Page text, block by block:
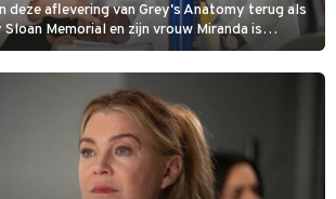
deze aflevering van Grey's Anatomy terug als
Memorial en zijn vrouw Miranda is
het verleden ging dit niet goed, maar Ben is
ze nu wél kunnen samenwerken.